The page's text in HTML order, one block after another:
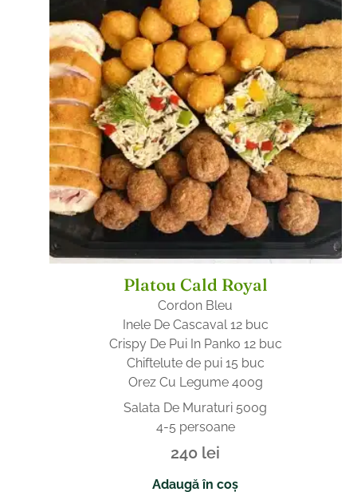
Platou Cald Royal
Cordon Bleu
Inele De Cascaval 12 buc
Crispy De Pui In Panko 12 buc
Chiftelute de pui 15 buc
Orez Cu Legume 400g
Salata De Muraturi 500g
4-5 persoane
240 lei
Adaugă în coș